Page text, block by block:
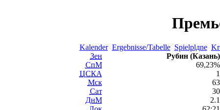
Kalender Ergebnisse/Tabelle Spielplдne
Зен
СпМ
ЦСКА
Мск
Сат
ДнМ
Рубин (Казань)
69,23%
1
63
30
2.1